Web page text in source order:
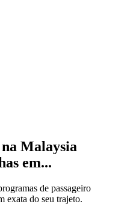
Malaysia
em...
de passageiro
exata do seu trajeto.